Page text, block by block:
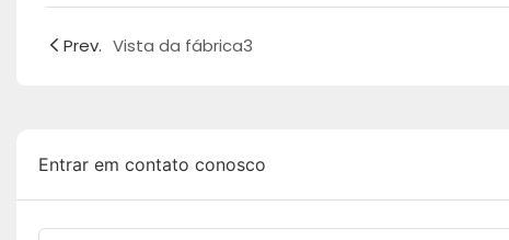
Prev. Vista da fábrica3
Entrar em contato conosco